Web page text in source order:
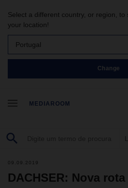
Select a different country, or region, to
your location!
Portugal
Change
MEDIAROOM
09.09.2019
DACHSER: Nova